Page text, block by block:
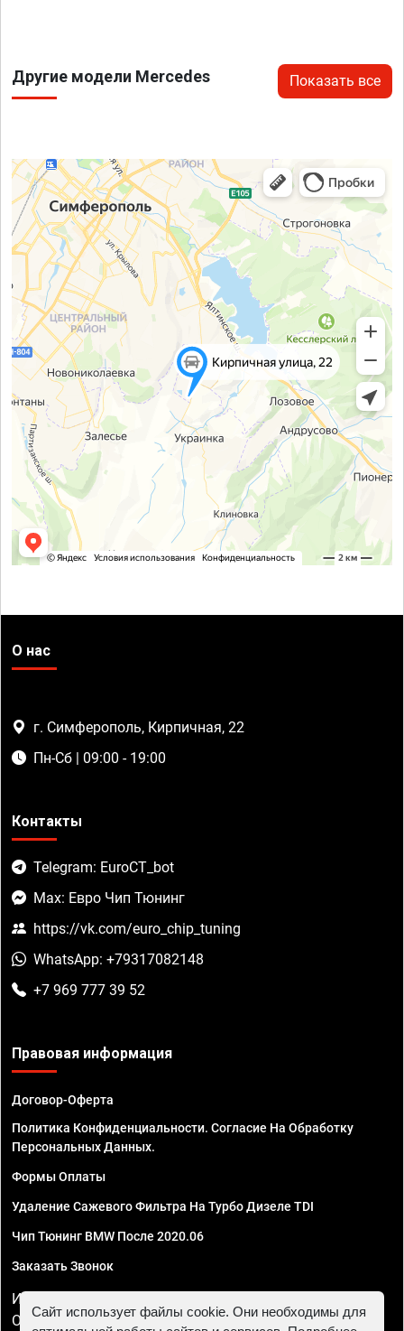
Другие модели Mercedes Показать все
О нас
г. Симферополь, Кирпичная, 22
Пн-Сб | 09:00 - 19:00
Контакты
Telegram: EuroCT_bot
Max: Евро Чип Тюнинг
https://vk.com/euro_chip_tuning
WhatsApp: +79317082148
+7 969 777 39 52
Правовая информация
Договор-Оферта
Политика Конфиденциальности. Согласие На Обработку
Персональных Данных.
Формы Оплаты
Удаление Сажевого Фильтра На Турбо Дизеле TDI
Чип Тюнинг BMW После 2020.06
Заказать Звонок
ИП Смирнов Георгий Павлович. ИНН 781302555843,
ОГРНИП 324470400032610
Сайт использует файлы cookie. Они необходимы для